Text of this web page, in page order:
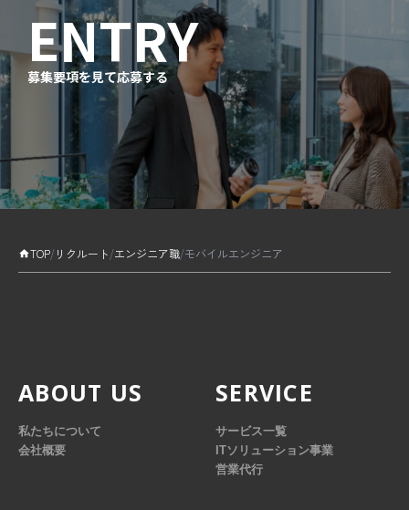
ENTRY
募集要項を見て応募する
TOP/リクルート/エンジニア職/モバイルエンジニア
ABOUT US
私たちについて
会社概要
SERVICE
サービス一覧
ITソリューション事業
営業代行